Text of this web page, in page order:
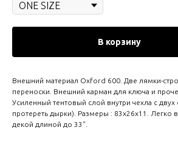
В корзину
Внешний материал Oxford 600. Две лямки-
переноски. Внешний карман для ключа и
Усиленный тентовый слой внутри чехла с двух
протереть дырки). Размеры : 83x26x11. Легко
декой длиной до 33".